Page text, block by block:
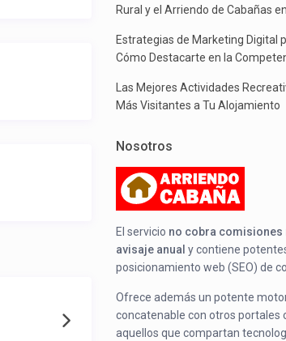
Rural y el Arriendo de Cabañas
Estrategias de Marketing Digital
Cómo Destacarte en la
Las Mejores Actividades
Más Visitantes a Tu Alojamiento
Nosotros
El servicio no cobra comisiones
avisaje anual y contiene
posicionamiento web (SEO) de
Ofrece además un potente
concatenable con otros portales
aquellos que compartan